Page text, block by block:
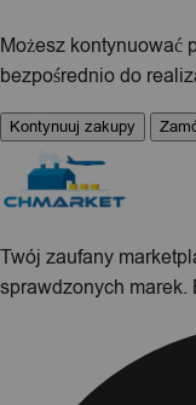
Możesz kontynuować
bezpośrednio do
Kontynuuj zakupy
Twój zaufany
sprawdzonych marek.